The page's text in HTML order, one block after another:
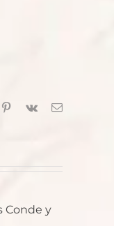
Pinterest
Vk
Correo
Conde y